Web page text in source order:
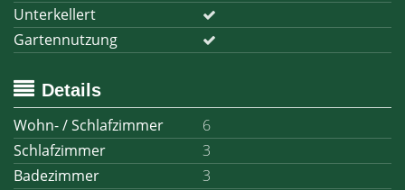
Unterkellert
Gartennutzung
Details
Wohn- / Schlafzimmer
6
Schlafzimmer
3
Badezimmer
3